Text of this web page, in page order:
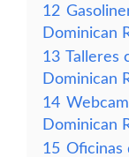
12
Dominican
13 Talleres
Dominican
14
Dominican
15 Oficinas